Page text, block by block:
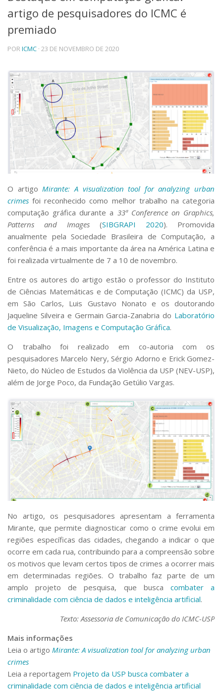
Telefones e Mapas
Pessoas
Ensino
Graduação
Educação a distância
Cursos de Extensão
Pesquisa e Inovação
Linhas de Pesquisa
Centros, Núcleos e Projetos em Rede
Pós-doutorado
Iniciação Científica
Transferência de Tecnologia
Empresas Juniores
Extensão à Comunidade
Projetos, Programas e Cursos
Artes, Cultura e Esportes
Museus e Espaços Interativos
Serviços
Bibliotecas
Apoio ao Estudante
Segurança, Trânsito e Prevenção
Outros serviços
Assessorias e Mídias
Aplicativos e Sites
Jornal da USP
Agenda de Eventos
Defesa de Teses
artigo de pesquisadores do ICMC é
premiado
PORICMC · 23 DE NOVEMBRO DE 2020
O artigo Mirante: A visualization tool for analyzing urban
crimes foi reconhecido como melhor trabalho na categoria
computação gráfica durante a 33ª Conference on Graphics,
Patterns and Images (SIBGRAPI 2020). Promovida
anualmente pela Sociedade Brasileira de Computação, a
conferência é a mais importante da área na América Latina e
foi realizada virtualmente de 7 a 10 de novembro.
Entre os autores do artigo estão o professor do Instituto
de Ciências Matemáticas e de Computação (ICMC) da USP,
em São Carlos, Luis Gustavo Nonato e os doutorando
Jaqueline Silveira e Germain Garcia-Zanabria do Laboratório
de Visualização, Imagens e Computação Gráfica.
O trabalho foi realizado em co-autoria com os
pesquisadores Marcelo Nery, Sérgio Adorno e Erick Gomez-
Nieto, do Núcleo de Estudos da Violência da USP (NEV-USP),
além de Jorge Poco, da Fundação Getúlio Vargas.
No artigo, os pesquisadores apresentam a ferramenta
Mirante, que permite diagnosticar como o crime evolui em
regiões específicas das cidades, chegando a indicar o que
ocorre em cada rua, contribuindo para a compreensão sobre
os motivos que levam certos tipos de crimes a ocorrer mais
em determinadas regiões. O trabalho faz parte de um
amplo projeto de pesquisa, que busca combater a
criminalidade com ciência de dados e inteligência artificial.
Texto: Assessoria de Comunicação do ICMC-USP
Mais informações
Leia o artigo Mirante: A visualization tool for analyzing urban
crimes
Leia a reportagem Projeto da USP busca combater a
criminalidade com ciência de dados e inteligência artificial